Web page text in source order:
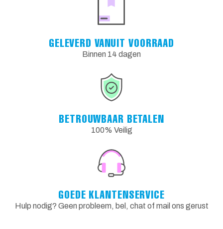
GELEVERD VANUIT VOORRAAD
Binnen 14 dagen
BETROUWBAAR BETALEN
100% Veilig
GOEDE KLANTENSERVICE
Hulp nodig? Geen probleem, bel, chat of mail ons gerust